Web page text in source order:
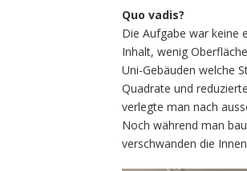
Quo vadis?
Die Aufgabe war keine
Inhalt, wenig
Uni-Gebäuden welche
Quadrate und
verlegte man nach
Noch während man
verschwanden die